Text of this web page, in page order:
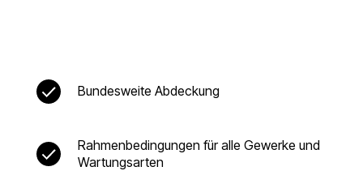
Bundesweite Abdeckung
Rahmenbedingungen für alle Gewerke und
Wartungsarten